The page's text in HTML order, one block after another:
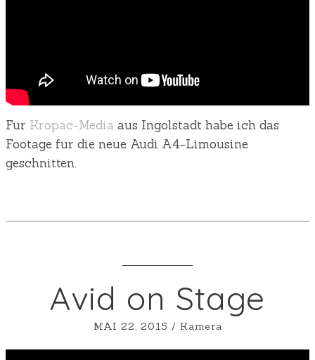
Für Kropac-Media aus Ingolstadt habe ich das
Footage für die neue Audi A4-Limousine
geschnitten.
Avid on Stage
MAI 22, 2015 / Kamera